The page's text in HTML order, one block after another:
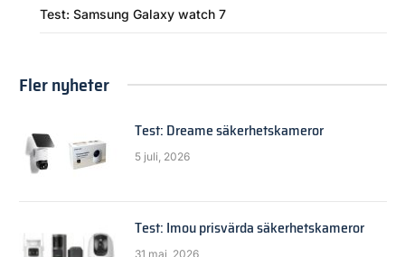
Test: Samsung Galaxy watch 7
Fler nyheter
Test: Dreame säkerhetskameror
5 juli, 2026
Test: Imou prisvärda säkerhetskameror
31 maj, 2026